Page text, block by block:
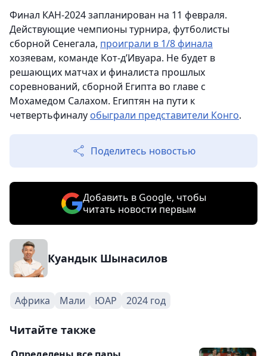
Финал КАН-2024 запланирован на 11 февраля.
Действующие чемпионы турнира, футболисты
сборной Сенегала, проиграли в 1/8 финала
хозяевам, команде Кот-д’Ивуара. Не будет в
решающих матчах и финалиста прошлых
соревнований, сборной Египта во главе с
Мохамедом Салахом. Египтян на пути к
четвертьфиналу обыграли представители Конго.
Поделитесь новостью
Добавить в Google, чтобы
читать новости первым
Куандык Шынасилов
Африка Мали ЮАР 2024 год
Читайте также